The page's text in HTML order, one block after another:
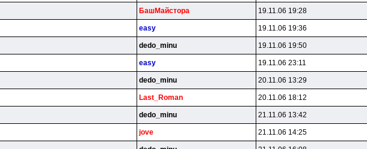
БaшMaйcтopa 19.11.06 19:28
easy 19.11.06 19:36
dedo_minu 19.11.06 19:50
easy 19.11.06 23:11
dedo_minu 20.11.06 13:29
Last_Roman 20.11.06 18:12
dedo_minu 21.11.06 13:42
jove 21.11.06 14:25